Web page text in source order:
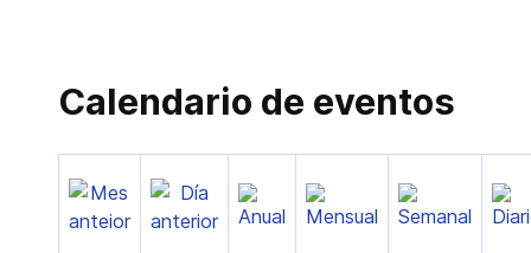
Calendario de eventos